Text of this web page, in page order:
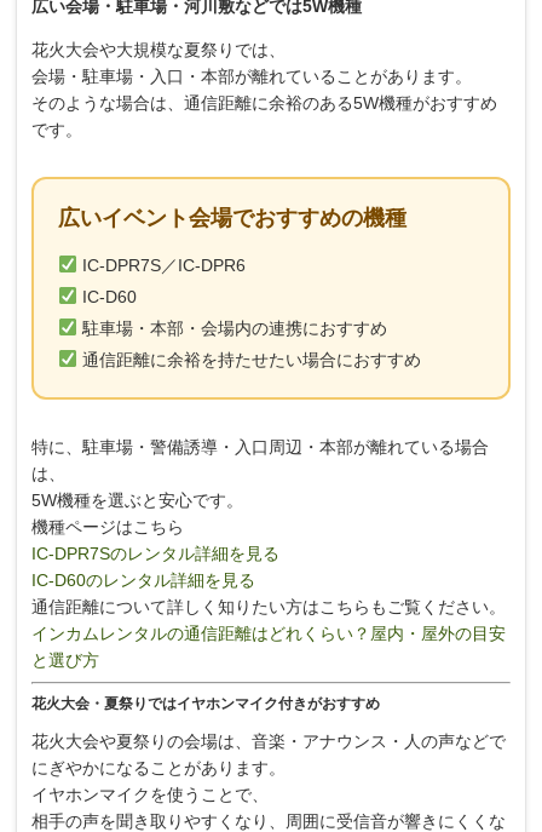
広い会場・駐車場・河川敷などでは5W機種
花火大会や大規模な夏祭りでは、
会場・駐車場・入口・本部が離れていることがあります。
そのような場合は、通信距離に余裕のある5W機種がおすすめ
です。
広いイベント会場でおすすめの機種
IC-DPR7S／IC-DPR6
IC-D60
駐車場・本部・会場内の連携におすすめ
通信距離に余裕を持たせたい場合におすすめ
特に、駐車場・警備誘導・入口周辺・本部が離れている場合
は、
5W機種を選ぶと安心です。
機種ページはこちら
IC-DPR7Sのレンタル詳細を見る
IC-D60のレンタル詳細を見る
通信距離について詳しく知りたい方はこちらもご覧ください。
インカムレンタルの通信距離はどれくらい？屋内・屋外の目安
と選び方
花火大会・夏祭りではイヤホンマイク付きがおすすめ
花火大会や夏祭りの会場は、音楽・アナウンス・人の声などで
にぎやかになることがあります。
イヤホンマイクを使うことで、
相手の声を聞き取りやすくなり、周囲に受信音が響きにくくな